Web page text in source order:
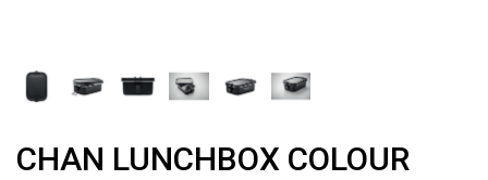
CHAN LUNCHBOX COLOUR